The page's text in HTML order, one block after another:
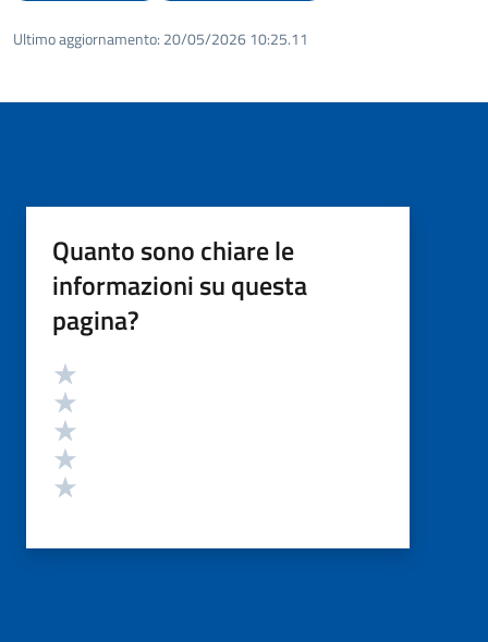
Ultimo aggiornamento: 20/05/2026 10:25.11
Quanto sono chiare le
informazioni su questa
pagina?
Valutazione